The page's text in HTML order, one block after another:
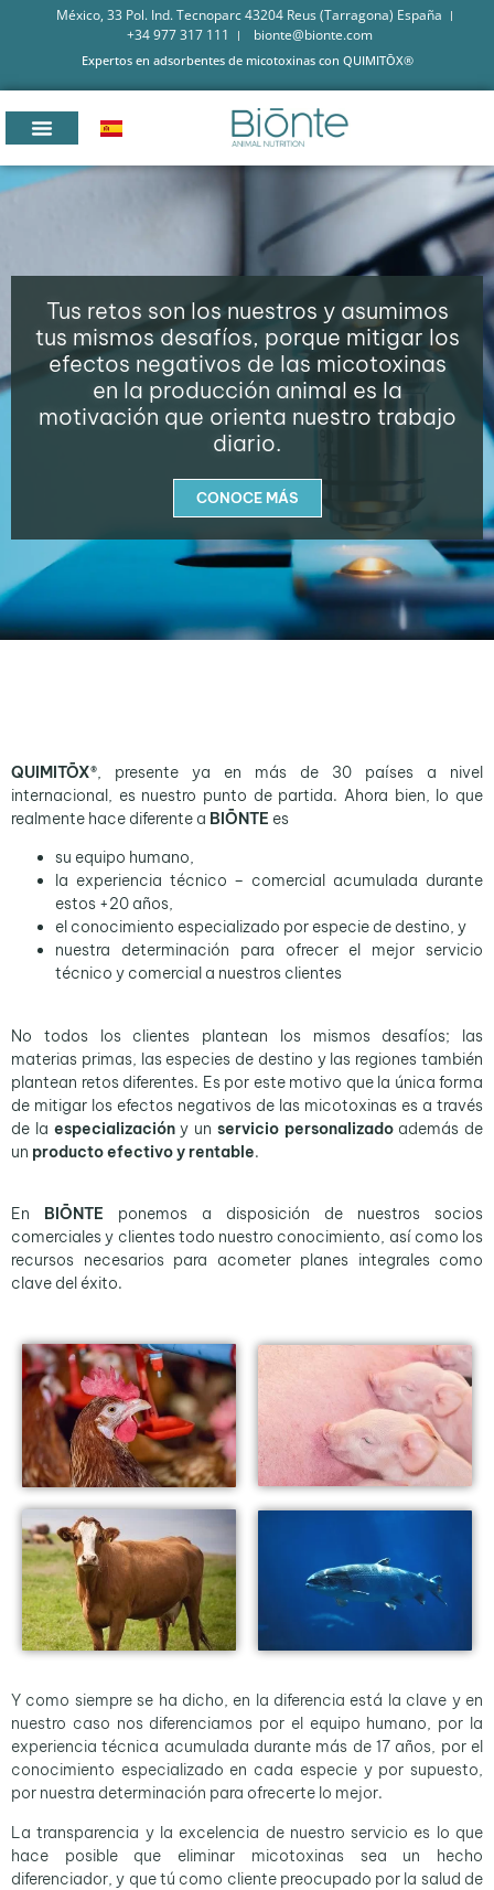
México, 33 Pol. Ind. Tecnoparc 43204 Reus (Tarragona) España
+34 977 317 111
bionte@bionte.com
Expertos en adsorbentes de micotoxinas con QUIMITŌX®
Tus retos son los nuestros y asumimos
tus mismos desafíos, porque mitigar los
efectos negativos de las micotoxinas
en la producción animal es la
motivación que orienta nuestro trabajo
diario.
CONOCE MÁS
QUIMITŌX®, presente ya en más de 30 países a nivel
internacional, es nuestro punto de partida. Ahora bien, lo que
realmente hace diferente a BIŌNTE es
su equipo humano,
la experiencia técnico – comercial acumulada durante
estos +20 años,
el conocimiento especializado por especie de destino, y
nuestra determinación para ofrecer el mejor servicio
técnico y comercial a nuestros clientes
No todos los clientes plantean los mismos desafíos; las
materias primas, las especies de destino y las regiones también
plantean retos diferentes. Es por este motivo que la única forma
de mitigar los efectos negativos de las micotoxinas es a través
de la especializacióny un servicio personalizadoademás de
un producto efectivo y rentable.
En BIŌNTE ponemos a disposición de nuestros socios
comerciales y clientes todo nuestro conocimiento, así como los
recursos necesarios para acometer planes integrales como
clave del éxito.
Y como siempre se ha dicho, en la diferencia está la clave y en
nuestro caso nos diferenciamos por el equipo humano, por la
experiencia técnica acumulada durante más de 17 años, por el
conocimiento especializado en cada especie y por supuesto,
por nuestra determinación para ofrecerte lo mejor.
La transparencia y la excelencia de nuestro servicio es lo que
hace posible que eliminar micotoxinas sea un hecho
diferenciador, y que tú como cliente preocupado por la salud de